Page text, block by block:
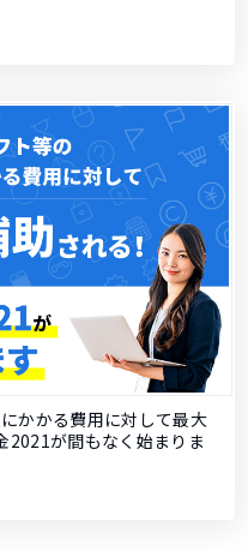
かかる費用に対して最大
が間もなく始まりま